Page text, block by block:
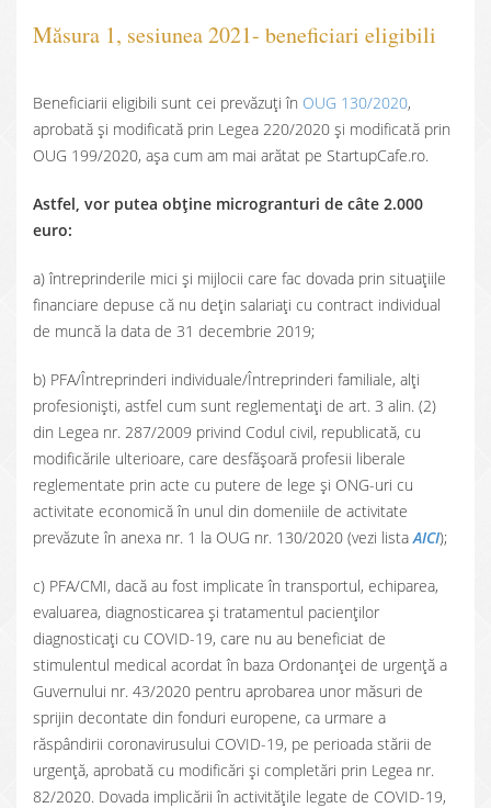
Măsura 1, sesiunea 2021- beneficiari eligibili
Beneficiarii eligibili sunt cei prevăzuți în OUG 130/2020,
aprobată și modificată prin Legea 220/2020 și modificată prin
OUG 199/2020, așa cum am mai arătat pe StartupCafe.ro.
Astfel, vor putea obține microgranturi de câte 2.000
euro:
a) întreprinderile mici și mijlocii care fac dovada prin situațiile
financiare depuse că nu dețin salariați cu contract individual
de muncă la data de 31 decembrie 2019;
b) PFA/Întreprinderi individuale/Întreprinderi familiale, alți
profesioniști, astfel cum sunt reglementați de art. 3 alin. (2)
din Legea nr. 287/2009 privind Codul civil, republicată, cu
modificările ulterioare, care desfășoară profesii liberale
reglementate prin acte cu putere de lege și ONG-uri cu
activitate economică în unul din domeniile de activitate
prevăzute în anexa nr. 1 la OUG nr. 130/2020 (vezi lista AICI);
c) PFA/CMI, dacă au fost implicate în transportul, echiparea,
evaluarea, diagnosticarea și tratamentul pacienților
diagnosticați cu COVID-19, care nu au beneficiat de
stimulentul medical acordat în baza Ordonanței de urgență a
Guvernului nr. 43/2020 pentru aprobarea unor măsuri de
sprijin decontate din fonduri europene, ca urmare a
răspândirii coronavirusului COVID-19, pe perioada stării de
urgență, aprobată cu modificări și completări prin Legea nr.
82/2020. Dovada implicării în activitățile legate de COVID-19,